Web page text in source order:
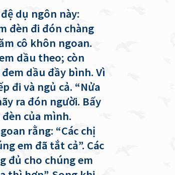
dụ ngôn này:
đèn đi đón chàng
cô khôn ngoan.
dầu theo; còn
dầu đầy bình. Vì
đi và ngủ cả. “Nửa
ra đón người. Bấy
của mình.
rằng: “Các chị
em đã tắt cả”. Các
đủ cho chúng em